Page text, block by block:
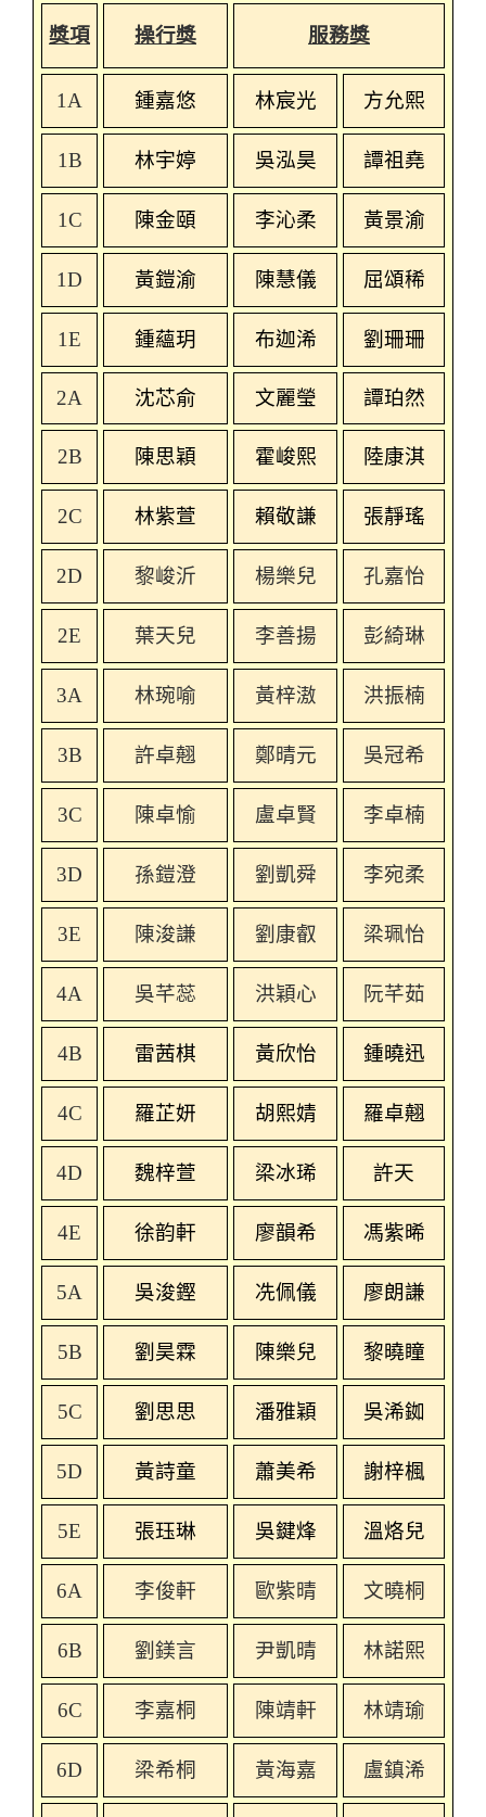
獎項 操行獎 服務獎
1A 鍾嘉悠 林宸光 方允熙
1B 林宇婷 吳泓昊 譚祖堯
1C 陳金頤 李沁柔 黃景渝
1D 黃鎧渝 陳慧儀 屈頌稀
1E 鍾蘊玥 布迦浠 劉珊珊
2A 沈芯俞 文麗瑩 譚珀然
2B 陳思穎 霍峻熙 陸康淇
2C 林紫萱 賴敬謙 張靜瑤
2D 黎峻沂 楊樂兒 孔嘉怡
2E 葉天兒 李善揚 彭綺琳
3A 林琬喻 黃梓滶 洪振楠
3B 許卓翹 鄭晴元 吳冠希
3C 陳卓愉 盧卓賢 李卓楠
3D 孫鎧澄 劉凱舜 李宛柔
3E 陳浚謙 劉康叡 梁珮怡
4A 吳芊蕊 洪穎心 阮芊茹
4B 雷茜棋 黃欣怡 鍾曉迅
4C 羅芷妍 胡熙婧 羅卓翹
4D 魏梓萱 梁冰琋 許天
4E 徐韵軒 廖韻希 馮紫晞
5A 吳浚鏗 冼佩儀 廖朗謙
5B 劉昊霖 陳樂兒 黎曉瞳
5C 劉思思 潘雅穎 吳浠銣
5D 黃詩童 蕭美希 謝梓楓
5E 張珏琳 吳鍵烽 溫烙兒
6A 李俊軒 歐紫晴 文曉桐
6B 劉鎂言 尹凱晴 林諾熙
6C 李嘉桐 陳靖軒 林靖瑜
6D 梁希桐 黃海嘉 盧鎮浠